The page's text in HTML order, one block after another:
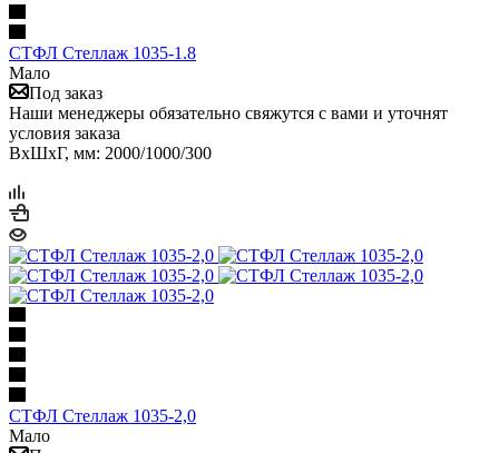
СТФЛ Стеллаж 1035-1.8
Мало
Под заказ
Наши менеджеры обязательно свяжутся с вами и уточнят
условия заказа
ВхШхГ, мм: 2000/1000/300
СТФЛ Стеллаж 1035-2,0
Мало